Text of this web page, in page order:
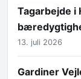
Tagarbejde i
13. juli 2026
Gardiner